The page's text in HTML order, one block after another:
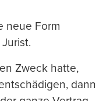
neue Form
Zweck hatte,
dann